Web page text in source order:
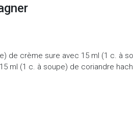
de crème sure avec 15 ml (1 c. à
ml (1 c. à soupe) de coriandre